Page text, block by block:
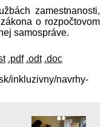
zamestnanosti,
o rozpočtovom
samospráve.
.pdf .odt .doc
inkluzivny/navrhy-